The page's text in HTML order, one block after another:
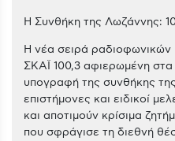
Η Συνθήκη της Λωζάννης:
Η νέα σειρά ραδιοφωνικών
ΣΚΑΪ 100,3 αφιερωμένη
υπογραφή της συνθήκης
επιστήμονες και ειδικοί
και αποτιμούν κρίσιμα
που σφράγισε τη διεθνή